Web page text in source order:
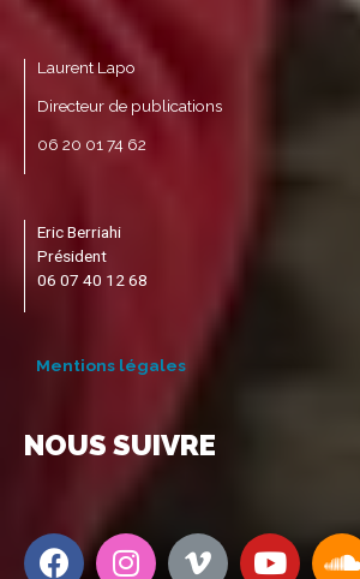
Laurent Lapo
Directeur de publications
06 20 01 74 62
Eric Berriahi
Président
06 07 40 12 68
Mentions légales
NOUS SUIVRE